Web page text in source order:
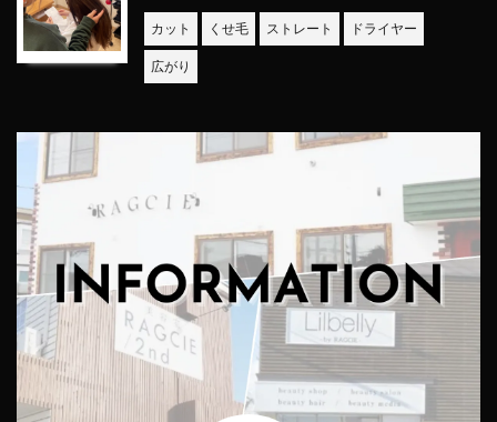
カット くせ毛 ストレート ドライヤー
広がり